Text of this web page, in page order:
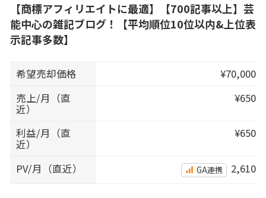
【商標アフィリエイトに最適】【700記事以上】芸
能中心の雑記ブログ！【平均順位10位以内&上位表
示記事多数】
希望売却価格
¥70,000
売上/月（直
近）
¥650
利益/月（直
近）
¥650
PV/月（直近） GA連携 2,610